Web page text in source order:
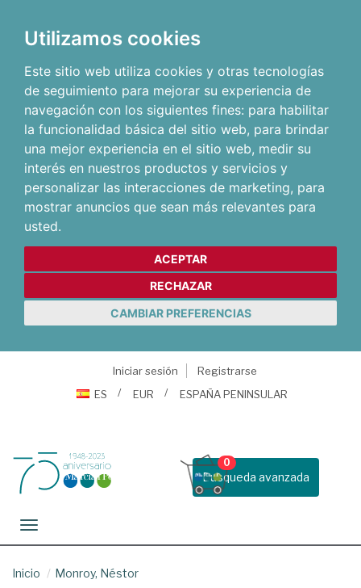
Utilizamos cookies
Este sitio web utiliza cookies y otras tecnologías
de seguimiento para mejorar su experiencia de
navegación con los siguientes fines: para habilitar
la funcionalidad básica del sitio web, para brindar
una mejor experiencia en el sitio web, medir su
interés en nuestros productos y servicios y
personalizar las interacciones de marketing, para
mostrar anuncios que sean más relevantes para
usted.
ACEPTAR
RECHAZAR
CAMBIAR PREFERENCIAS
Iniciar sesión
Registrarse
ES
EUR ESPAÑA PENINSULAR
Busqueda avanzada
0
Toggle navigation
Inicio Monroy, Néstor